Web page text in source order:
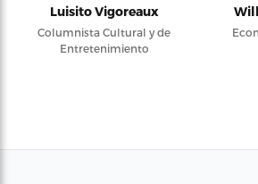
Luisito Vigoreaux
Columnista Cultural y de
Entretenimiento